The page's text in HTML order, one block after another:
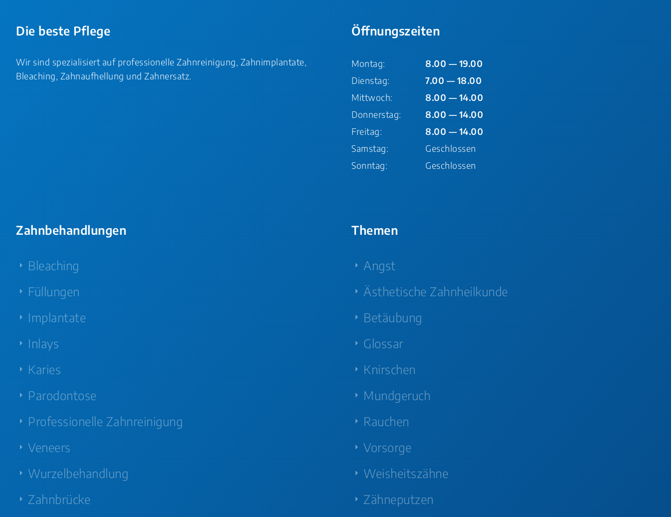
Die beste Pflege
Wir sind spezialisiert auf professionelle Zahnreinigung, Zahnimplantate,
Bleaching, Zahnaufhellung und Zahnersatz.
Zahnbehandlungen
Bleaching
Füllungen
Implantate
Inlays
Karies
Parodontose
Professionelle Zahnreinigung
Veneers
Wurzelbehandlung
Zahnbrücke
Themen
Angst
Ästhetische Zahnheilkunde
Betäubung
Glossar
Knirschen
Mundgeruch
Rauchen
Vorsorge
Weisheitszähne
Zähneputzen
Öffnungszeiten
Montag:
8.00 — 19.00
Dienstag:
7.00 — 18.00
Mittwoch:
8.00 — 14.00
Donnerstag:
8.00 — 14.00
Freitag:
8.00 — 14.00
Samstag:
Geschlossen
Sonntag:
Geschlossen